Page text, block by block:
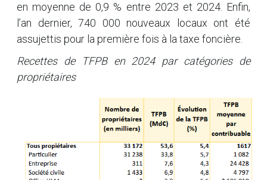
en moyenne de 0,9 % entre 2023 et 2024. Enfin,
l’an dernier, 740 000 nouveaux locaux ont été
assujettis pour la première fois à la taxe foncière.
Recettes de TFPB en 2024 par catégories de
propriétaires